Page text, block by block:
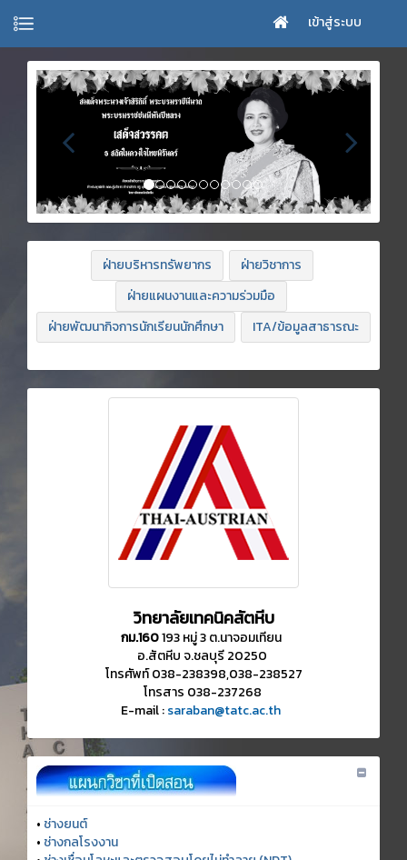
เข้าสู่ระบบ
ฝ่ายบริหารทรัพยากร
ฝ่ายวิชาการ
ฝ่ายแผนงานและความร่วมมือ
ฝ่ายพัฒนากิจการนักเรียนนักศึกษา
ITA/ข้อมูลสาธารณะ
วิทยาลัยเทคนิคสัตหีบ
กม.160193 หมู่ 3 ต.นาจอมเทียน
อ.สัตหีบ จ.ชลบุรี 20250
โทรศัพท์ 038-238398,038-238527
โทรสาร 038-237268
E-mail :saraban@tatc.ac.th
• ช่างยนต์
• ช่างกลโรงงาน